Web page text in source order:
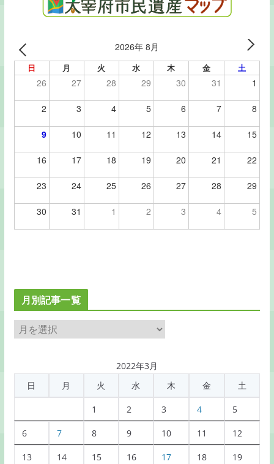
2026年 8月
日 月 火 水 木 金 土
26 27 28 29 30 31 1
2 3 4 5 6 7 8
9 10 11 12 13 14 15
16 17 18 19 20 21 22
23 24 25 26 27 28 29
30 31 1 2 3 4 5
月別記事一覧
月
別
事
2022年3月
日
月 火 水 木 金 土
1 2 3 4 5
6 7 8 9 10 11 12
13 14 15 16 17 18 19